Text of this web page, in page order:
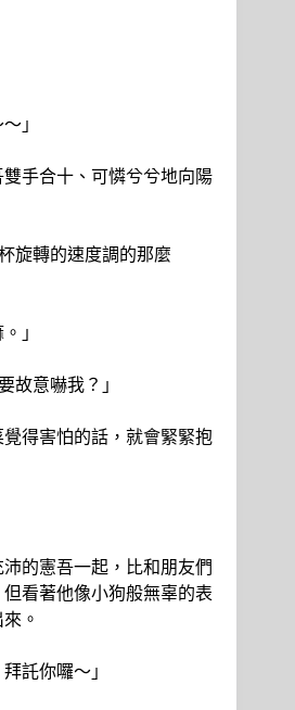
」
手合十、可憐兮兮地向陽
旋轉的速度調的那麼
」
故意嚇我？」
覺得害怕的話，就會緊緊抱
的憲吾一起，比和朋友們
看著他像小狗般無辜的表
。
託你囉～」